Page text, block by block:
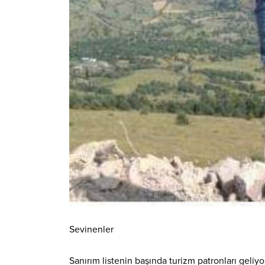
Sevinenler
Sanırım listenin başında turizm patronları